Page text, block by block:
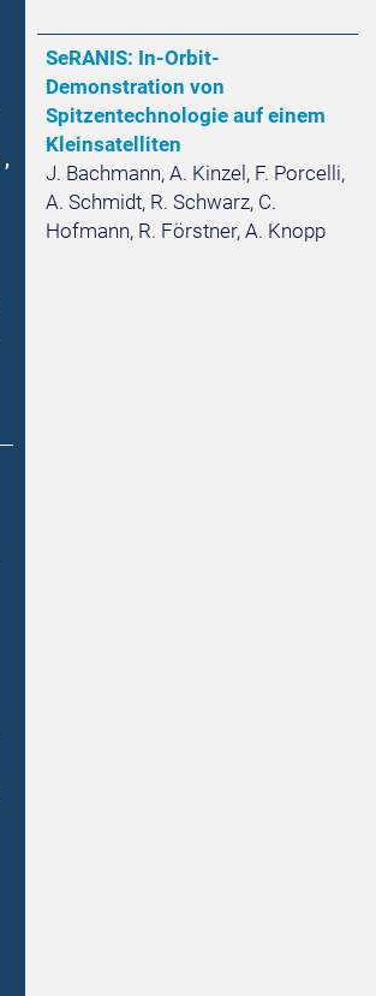
,
SeRANIS: In-Orbit-
Demonstration von
Spitzentechnologie auf einem
Kleinsatelliten
J. Bachmann, A. Kinzel, F. Porcelli,
A. Schmidt, R. Schwarz, C.
Hofmann, R. Förstner, A. Knopp